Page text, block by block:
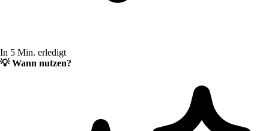
In 5 Min. erledigt
💡Wann nutzen?